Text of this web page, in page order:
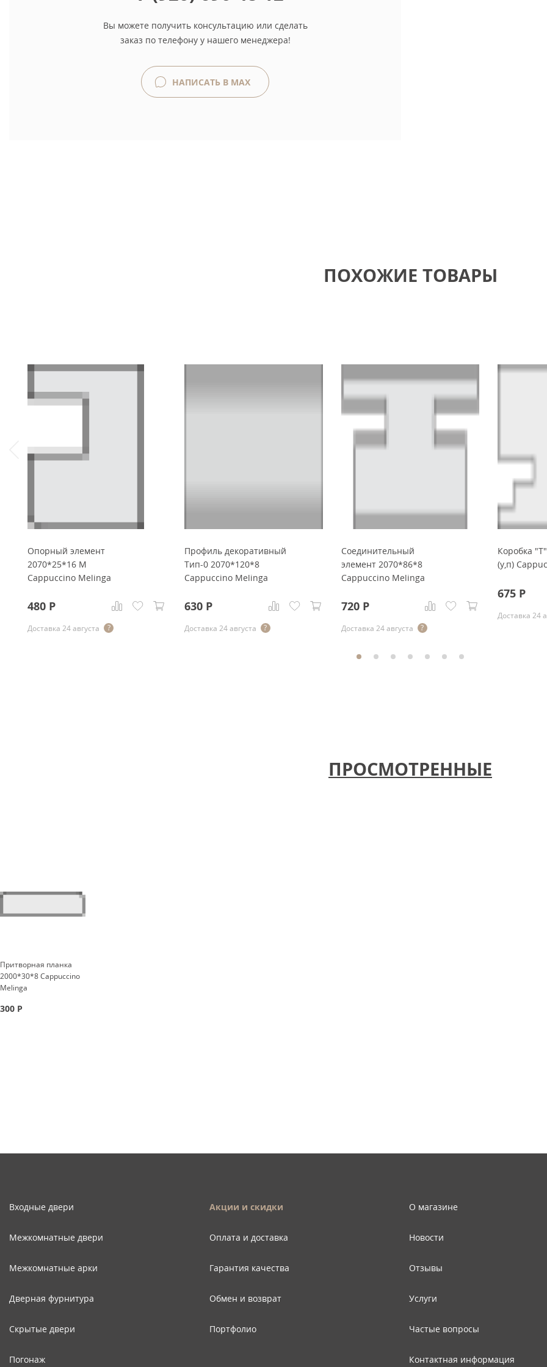
Вы можете получить консультацию или сделать
заказ по телефону у нашего менеджера!
НАПИСАТЬ В MAX
ПОХОЖИЕ ТОВАРЫ
Опорный элемент
2070*25*16 M
Cappuccino Melinga
480 Р
Доставка 24 августа
Профиль декоративный
Тип-0 2070*120*8
Cappuccino Melinga
630Р
Доставка 24 августа
Соединительный
элемент 2070*86*8
Cappuccino Melinga
720Р
Доставка 24 августа
Коробка
(у,п)
675 Р
Доставка 24
ПРОСМОТРЕННЫЕ
Притворная планка
2000*30*8 Cappuccino
Melinga
300 Р
Входные двери
Межкомнатные двери
Межкомнатные арки
Дверная фурнитура
Скрытые двери
Погонаж
Акции и скидки
Оплата и доставка
Гарантия качества
Обмен и возврат
Портфолио
О магазине
Новости
Отзывы
Услуги
Частые вопросы
Контактная информация